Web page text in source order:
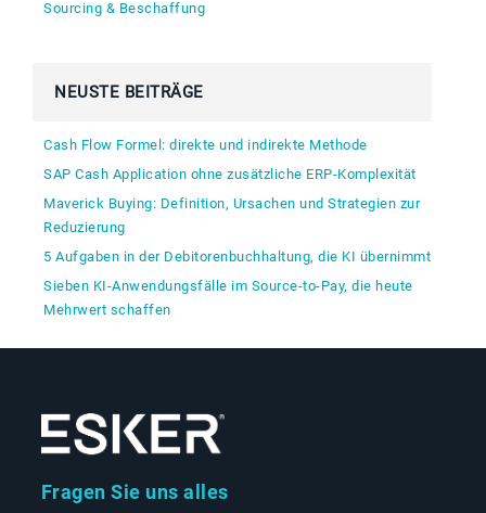
Sourcing & Beschaffung
NEUSTE BEITRÄGE
Cash Flow Formel: direkte und indirekte Methode
SAP Cash Application ohne zusätzliche ERP-Komplexität
Maverick Buying: Definition, Ursachen und Strategien zur
Reduzierung
5 Aufgaben in der Debitorenbuchhaltung, die KI übernimmt
Sieben KI-Anwendungsfälle im Source-to-Pay, die heute
Mehrwert schaffen
Fragen Sie uns alles